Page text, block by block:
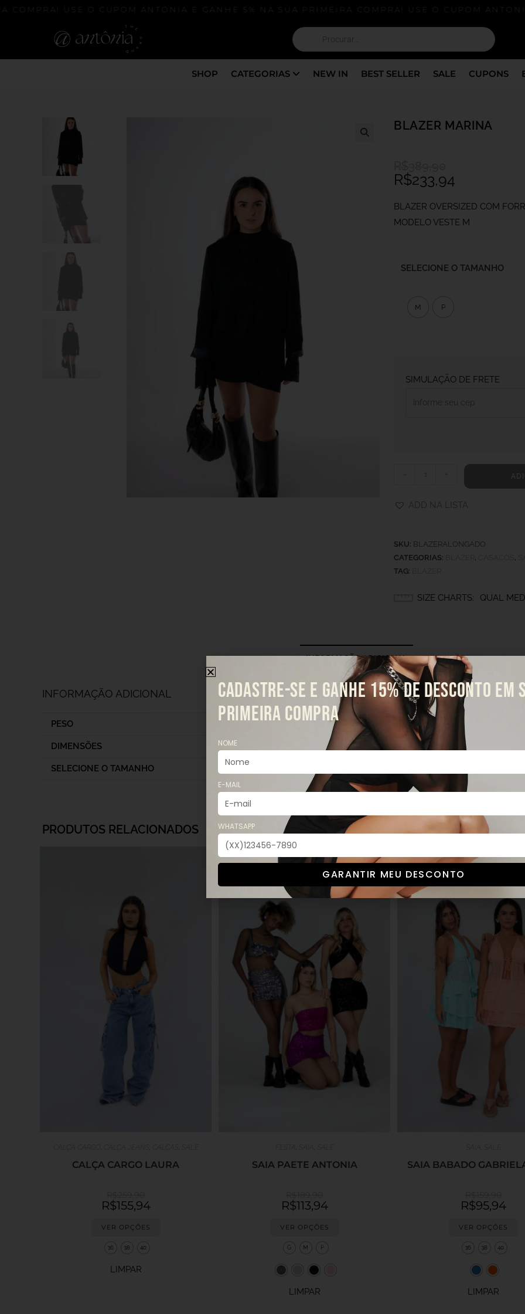
USE O CUPOM ANTONIA E GANHE 5% NA SUA PRIMEIRA COMPRA! USE O CUPOM
SHOP CATEGORIAS NEW IN BEST SELLER SALE CUPONS
BLAZER MARINA
R$233,94
BLAZER OVERSIZED COM
MODELO VESTE M
SELECIONE O TAMANHO
M P
SIMULAÇÃO DE FRETE
+
ADD NA LISTA
SKU: BLAZERALONGADO
CATEGORIAS:
, ,
TAG:
SIZE CHARTS QUAL
INFORMAÇÃO ADICIONAL AVALIAÇÕES (0)
INFORMAÇÃO ADICIONAL
PESO
DIMENSÕES
SELECIONE O TAMANHO
PRODUTOS RELACIONADOS
, , ,
CALÇA CARGO LAURA
R$155,94
VER OPÇÕES
36 38 40
LIMPAR
, ,
SAIA PAETE ANTONIA
R$113,94
VER OPÇÕES
G M P
LIMPAR
,
SAIA BABADO
R$95,94
VER OPÇÕES
36 38 40
LIMPAR
CADASTRE-SE E GANHE 15% DE DESCONTO EM
PRIMEIRA COMPRA
NOME
E-MAIL
WHATSAPP
GARANTIR MEU DESCONTO